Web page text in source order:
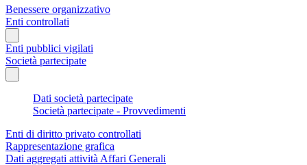
Benessere organizzativo
Enti controllati
Enti pubblici vigilati
Società partecipate
Dati società partecipate
Società partecipate - Provvedimenti
Enti di diritto privato controllati
Rappresentazione grafica
Dati aggregati attività Affari Generali